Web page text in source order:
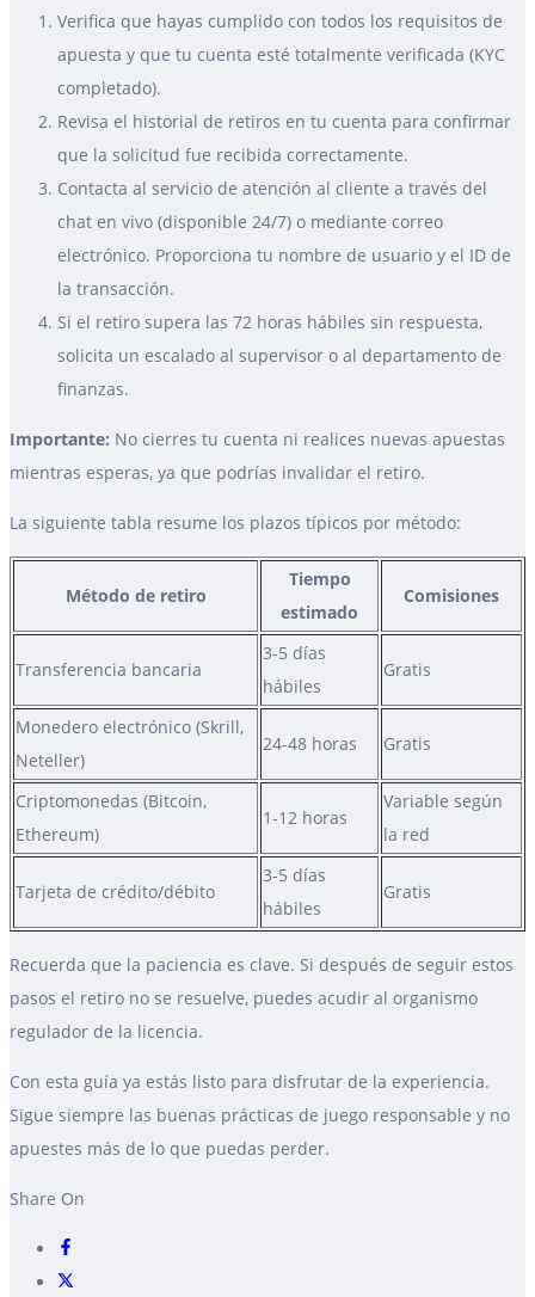
Verifica que hayas cumplido con todos los requisitos de
apuesta y que tu cuenta esté totalmente verificada (KYC
completado).
Revisa el historial de retiros en tu cuenta para confirmar
que la solicitud fue recibida correctamente.
Contacta al servicio de atención al cliente a través del
chat en vivo (disponible 24/7) o mediante correo
electrónico. Proporciona tu nombre de usuario y el ID de
la transacción.
Si el retiro supera las 72 horas hábiles sin respuesta,
solicita un escalado al supervisor o al departamento de
finanzas.
Importante: No cierres tu cuenta ni realices nuevas apuestas
mientras esperas, ya que podrías invalidar el retiro.
La siguiente tabla resume los plazos típicos por método:
Método de retiro
Tiempo
estimado
Comisiones
Transferencia bancaria
3-5 días
hábiles
Gratis
Monedero electrónico (Skrill,
Neteller)
24-48 horas Gratis
Criptomonedas (Bitcoin,
Ethereum)
1-12 horas
Variable según
la red
Tarjeta de crédito/débito
3-5 días
hábiles
Gratis
Recuerda que la paciencia es clave. Si después de seguir estos
pasos el retiro no se resuelve, puedes acudir al organismo
regulador de la licencia.
Con esta guía ya estás listo para disfrutar de la experiencia.
Sigue siempre las buenas prácticas de juego responsable y no
apuestes más de lo que puedas perder.
Share On